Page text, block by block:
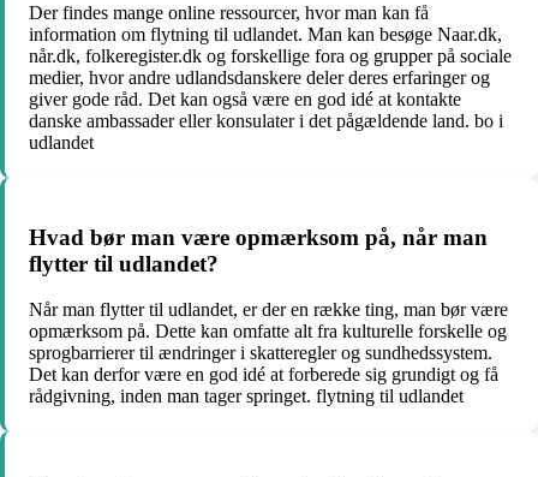
Der findes mange online ressourcer, hvor man kan få
information om flytning til udlandet. Man kan besøge Naar.dk,
når.dk, folkeregister.dk og forskellige fora og grupper på sociale
medier, hvor andre udlandsdanskere deler deres erfaringer og
giver gode råd. Det kan også være en god idé at kontakte
danske ambassader eller konsulater i det pågældende land. bo i
udlandet
Hvad bør man være opmærksom på, når man
flytter til udlandet?
Når man flytter til udlandet, er der en række ting, man bør være
opmærksom på. Dette kan omfatte alt fra kulturelle forskelle og
sprogbarrierer til ændringer i skatteregler og sundhedssystem.
Det kan derfor være en god idé at forberede sig grundigt og få
rådgivning, inden man tager springet. flytning til udlandet